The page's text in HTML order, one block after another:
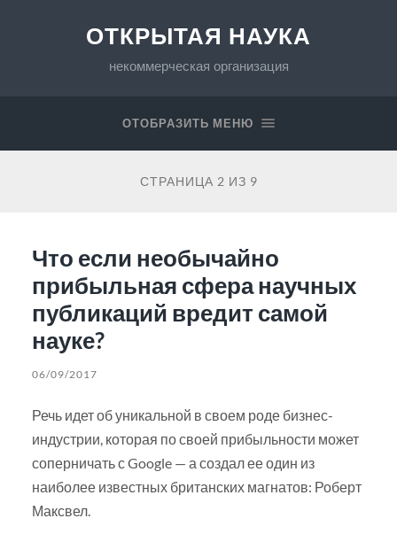
ОТКРЫТАЯ НАУКА
некоммерческая организация
ОТОБРАЗИТЬ МЕНЮ
СТРАНИЦА 2 ИЗ 9
Что если необычайно
прибыльная сфера научных
публикаций вредит самой
науке?
06/09/2017
Речь идет об уникальной в своем роде бизнес-
индустрии, которая по своей прибыльности может
соперничать с Google — а создал ее один из
наиболее известных британских магнатов: Роберт
Максвел.